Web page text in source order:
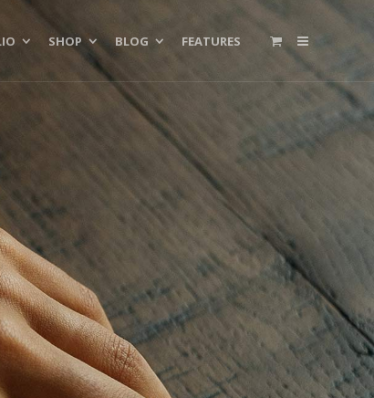
SHOP BLOG FEATURES